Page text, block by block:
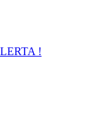
!